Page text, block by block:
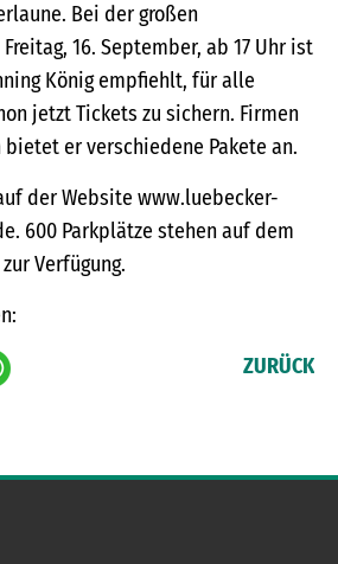
Bei der großen
16. September, ab 17 Uhr ist
König empfiehlt, für alle
jetzt Tickets zu sichern. Firmen
er verschiedene Pakete an.
der Website www.luebecker-
600 Parkplätze stehen auf dem
Verfügung.
ZURÜCK